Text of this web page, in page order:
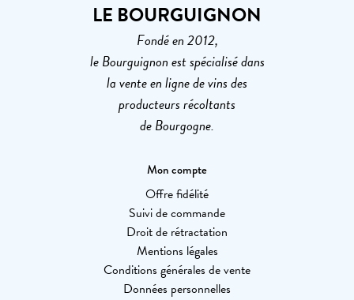
LE BOURGUIGNON
Fondé en 2012,
le Bourguignon est spécialisé dans
la vente en ligne de vins des
producteurs récoltants
de Bourgogne.
Mon compte
Offre fidélité
Suivi de commande
Droit de rétractation
Mentions légales
Conditions générales de vente
Données personnelles